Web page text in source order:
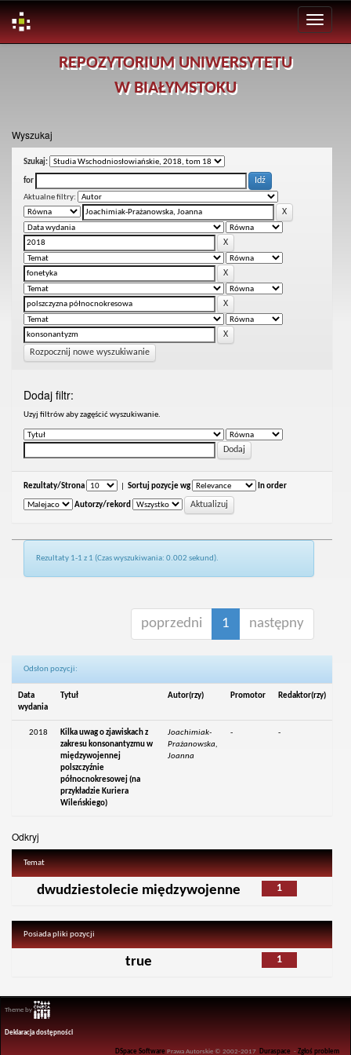
REPOZYTORIUM UNIWERSYTETU
W BIAŁYMSTOKU
Wyszukaj
Szukaj:
for
Aktualne filtry:
Rozpocznij nowe wyszukiwanie
Dodaj filtr:
Uzyj filtrów aby zagęścić wyszukiwanie.
Rezultaty/Strona Sortuj pozycje wg In order
Autorzy/rekord
Rezultaty 1-1 z 1 (Czas wyszukiwania: 0.002 sekund).
poprzedni 1 następny
Odsłon pozycji:
Data
wydania
Tytuł Autor(rzy) Promotor Redaktor(rzy)
2018
Kilka uwag o zjawiskach z
zakresu konsonantyzmu w
międzywojennej
polszczyźnie
północnokresowej (na
przykładzie Kuriera
Wileńskiego)
Joachimiak-
Prażanowska,
Joanna
- -
Odkryj
Temat
1
dwudziestolecie międzywojenne
Posiada pliki pozycji
1
true
Theme by
Deklaracja dostępności
DSpace Software Prawa Autorskie © 2002-2017 Duraspace -Zgłoś problem